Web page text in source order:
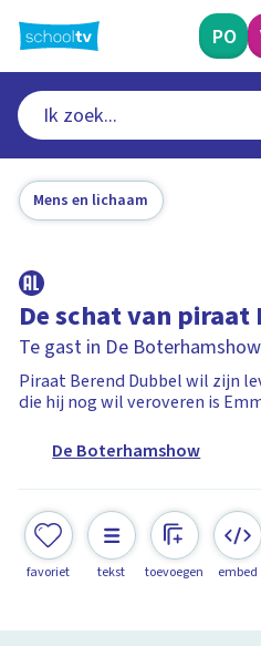
naar
hoofdinhoud
PO
Mens en lichaam
De schat van
Te gast in De Boterhamshow
Piraat Berend Dubbel wil zijn
die hij nog wil veroveren is
De Boterhamshow
favoriet tekst toevoegen embed